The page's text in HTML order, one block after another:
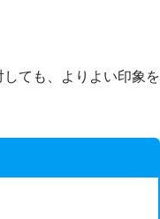
ても、よりよい印象を